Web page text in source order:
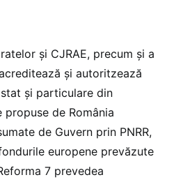
și CJRAE, precum și a
și autoritzează
și particulare din
propuse de România
de Guvern prin PNRR,
europene prevăzute
7 prevedea